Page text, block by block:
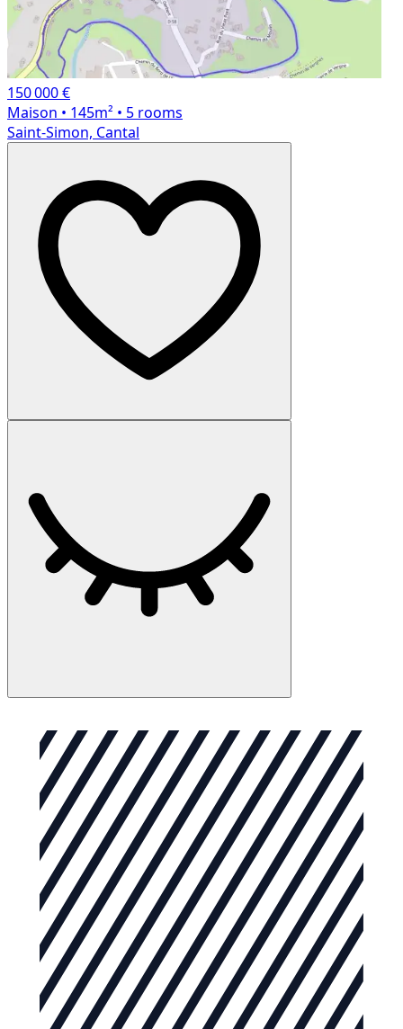
150 000 €
Maison • 145m² • 5 rooms
Saint-Simon, Cantal